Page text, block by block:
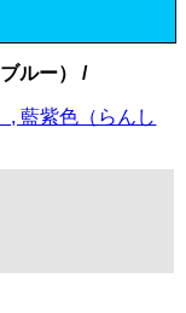
ルー） /
, 藍紫色（らんし